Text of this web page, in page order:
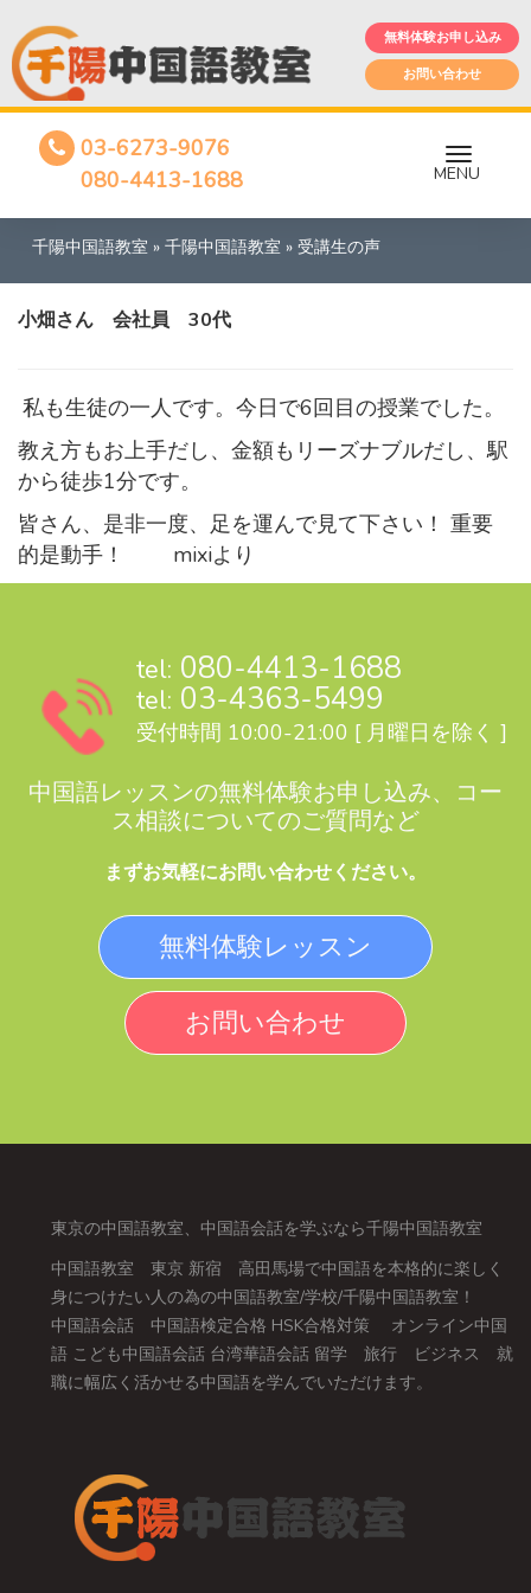
無料体験お申し込み
お問い合わせ
MENU
03-6273-9076
080-4413-1688
千陽中国語教室 »千陽中国語教室 »受講生の声
小畑さん 会社員 30代
私も生徒の一人です。今日で6回目の授業でした。
教え方もお上手だし、金額もリーズナブルだし、駅
から徒歩1分です。
皆さん、是非一度、足を運んで見て下さい！ 重要
的是動手！ mixiより
tel: 080-4413-1688
tel: 03-4363-5499
受付時間 10:00-21:00 [ 月曜日を除く ]
中国語レッスンの無料体験お申し込み、コー
ス相談についてのご質問など
まずお気軽にお問い合わせください。
無料体験レッスン
お問い合わせ
東京の中国語教室、中国語会話を学ぶなら千陽中国語教室
中国語教室 東京 新宿 高田馬場で中国語を本格的に楽しく
身につけたい人の為の中国語教室/学校/千陽中国語教室！
中国語会話 中国語検定合格 HSK合格対策 オンライン中国
語 こども中国語会話 台湾華語会話 留学 旅行 ビジネス 就
職に幅広く活かせる中国語を学んでいただけます。